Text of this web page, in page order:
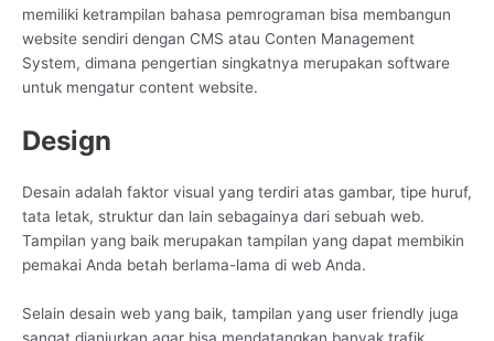
memiliki ketrampilan bahasa pemrograman bisa membangun
website sendiri dengan CMS atau Conten Management
System, dimana pengertian singkatnya merupakan software
untuk mengatur content website.
Design
Desain adalah faktor visual yang terdiri atas gambar, tipe huruf,
tata letak, struktur dan lain sebagainya dari sebuah web.
Tampilan yang baik merupakan tampilan yang dapat membikin
pemakai Anda betah berlama-lama di web Anda.
Selain desain web yang baik, tampilan yang user friendly juga
sangat dianjurkan agar bisa mendatangkan banyak trafik.